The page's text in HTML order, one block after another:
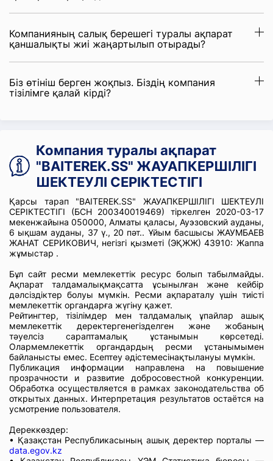
Компанияның салық берешегі туралы ақпарат
қаншалықты жиі жаңартылып отырады?
Біз өтініш берген жоқпыз. Біздің компания
тізілімге қалай кірді?
Компания туралы ақпарат
"BAITEREK.SS" ЖАУАПКЕРШІЛІГІ
ШЕКТЕУЛІ СЕРІКТЕСТІГІ
Қарсы тарап "BAITEREK.SS" ЖАУАПКЕРШІЛІГІ ШЕКТЕУЛІ
СЕРІКТЕСТІГІ (БСН 200340019469) тіркелген 2020-03-17
мекенжайына 050000, Алматы қаласы, Ауэзовский ауданы,
6 ықшам ауданы, 37 ү., 20 пәт.. Ұйым басшысы ЖАУМБАЕВ
ЖАНАТ СЕРИКОВИЧ, негізгі қызметі (ЭҚЖЖ) 43910: Жаппа
жұмыстар .
Бұл сайт ресми мемлекеттік ресурс болып табылмайды.
Ақпарат талдамалықмақсатта ұсынылған және кейбір
дәлсіздіктер болуы мүмкін. Ресми ақпараталу үшін тиісті
мемлекеттік органдарға жүгіну қажет.
Рейтингтер, тізілімдер мен талдамалық ұпайлар ашық
мемлекеттік деректергенегізделген және жобаның
тәуелсіз сараптамалық ұстанымын көрсетеді.
Олармемлекеттік органдардың ресми ұстанымымен
байланысты емес. Есептеу әдістемесінақтылануы мүмкін.
Публикация информации направлена на повышение
прозрачности и развитие добросовестной конкуренции.
Обработка осуществляется в рамках законодательства об
открытых данных. Интерпретация результатов остаётся на
усмотрение пользователя.
Дереккөздер:
• Қазақстан Республикасының ашық деректер порталы —
data.egov.kz